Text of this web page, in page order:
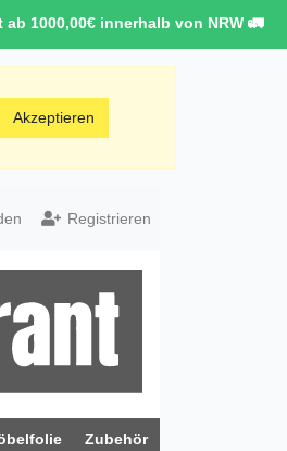
1000,00€ innerhalb von NRW 🚛
Akzeptieren
Registrieren
Zubehör